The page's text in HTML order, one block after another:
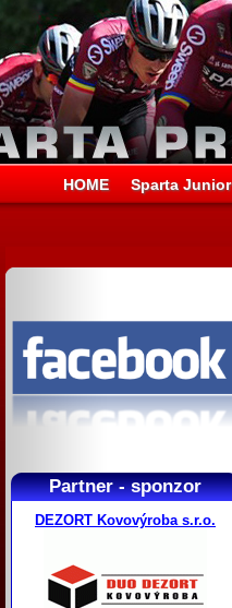
HOME Sparta Junior
Partner - sponzor
DEZORT Kovovýroba s.r.o.